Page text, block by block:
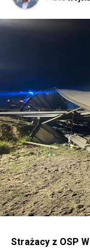
Strażacy z OSP